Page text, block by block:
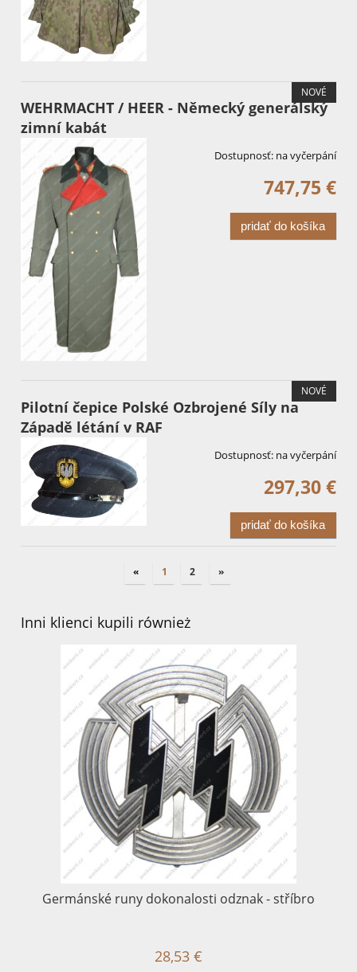
WEHRMACHT / HEER - Německý generálský
zimní kabát
Dostupnosť: na vyčerpání
747,75 €
pridať do košíka
NOVÉ
Pilotní čepice Polské Ozbrojené Síly na
Západě létání v RAF
Dostupnosť: na vyčerpání
297,30 €
pridať do košíka
NOVÉ
« 1 2 »
Inni klienci kupili również
Germánské runy dokonalosti odznak - stříbro
28,53 €